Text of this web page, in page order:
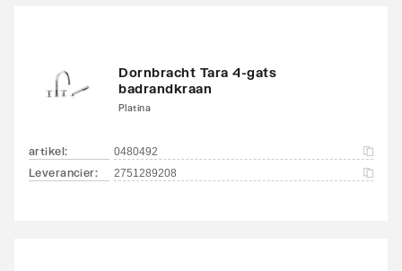
Dornbracht Tara 4-gats
badrandkraan
Platina
artikel: 0480492
Leverancier: 2751289208